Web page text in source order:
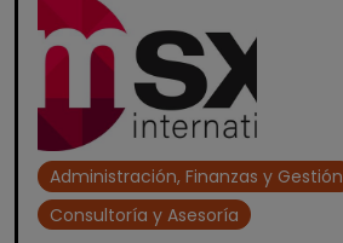
Administración, Finanzas y Gestión
Consultoría y Asesoría